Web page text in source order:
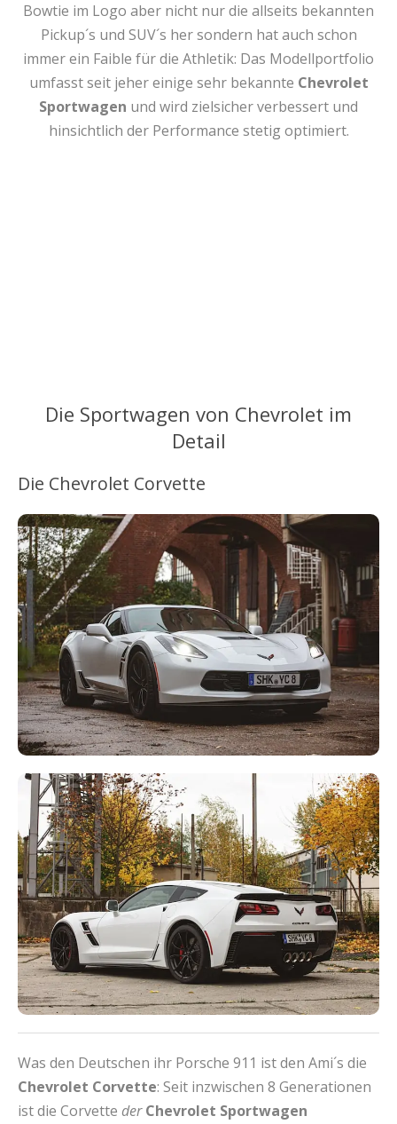
Bowtie im Logo aber nicht nur die allseits bekannten
Pickup´s und SUV´s her sondern hat auch schon
immer ein Faible für die Athletik: Das Modellportfolio
umfasst seit jeher einige sehr bekannte Chevrolet
Sportwagen und wird zielsicher verbessert und
hinsichtlich der Performance stetig optimiert.
Die Sportwagen von Chevrolet im
Detail
Die Chevrolet Corvette
Was den Deutschen ihr Porsche 911 ist den Ami´s die
Chevrolet Corvette: Seit inzwischen 8 Generationen
ist die Corvette der Chevrolet Sportwagen